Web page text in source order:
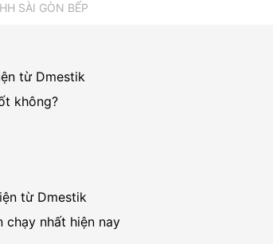
SÀI GÒN BẾP
từ Dmestik
không?
từ Dmestik
nhất hiện nay